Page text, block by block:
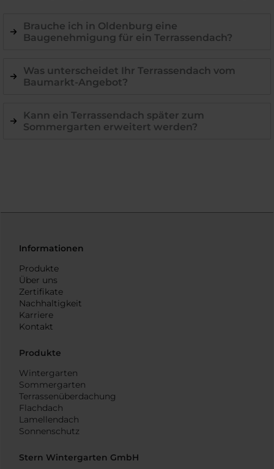
Brauche ich in Oldenburg eine
Baugenehmigung für ein Terrassendach?
Was unterscheidet Ihr Terrassendach vom
Baumarkt-Angebot?
Kann ein Terrassendach später zum
Sommergarten erweitert werden?
Informationen
Produkte
Über uns
Zertifikate
Nachhaltigkeit
Karriere
Kontakt
Produkte
Wintergarten
Sommergarten
Terrassenüberdachung
Flachdach
Lamellendach
Sonnenschutz
Stern Wintergarten GmbH